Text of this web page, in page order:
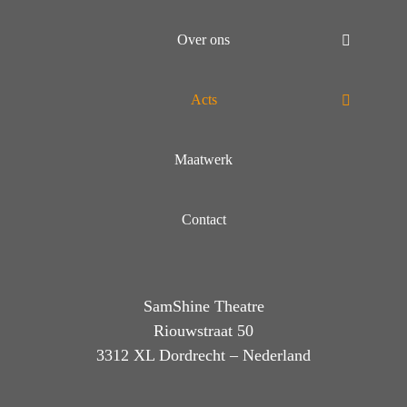
Over ons
Acts
Maatwerk
Contact
SamShine Theatre
Riouwstraat 50
3312 XL Dordrecht – Nederland